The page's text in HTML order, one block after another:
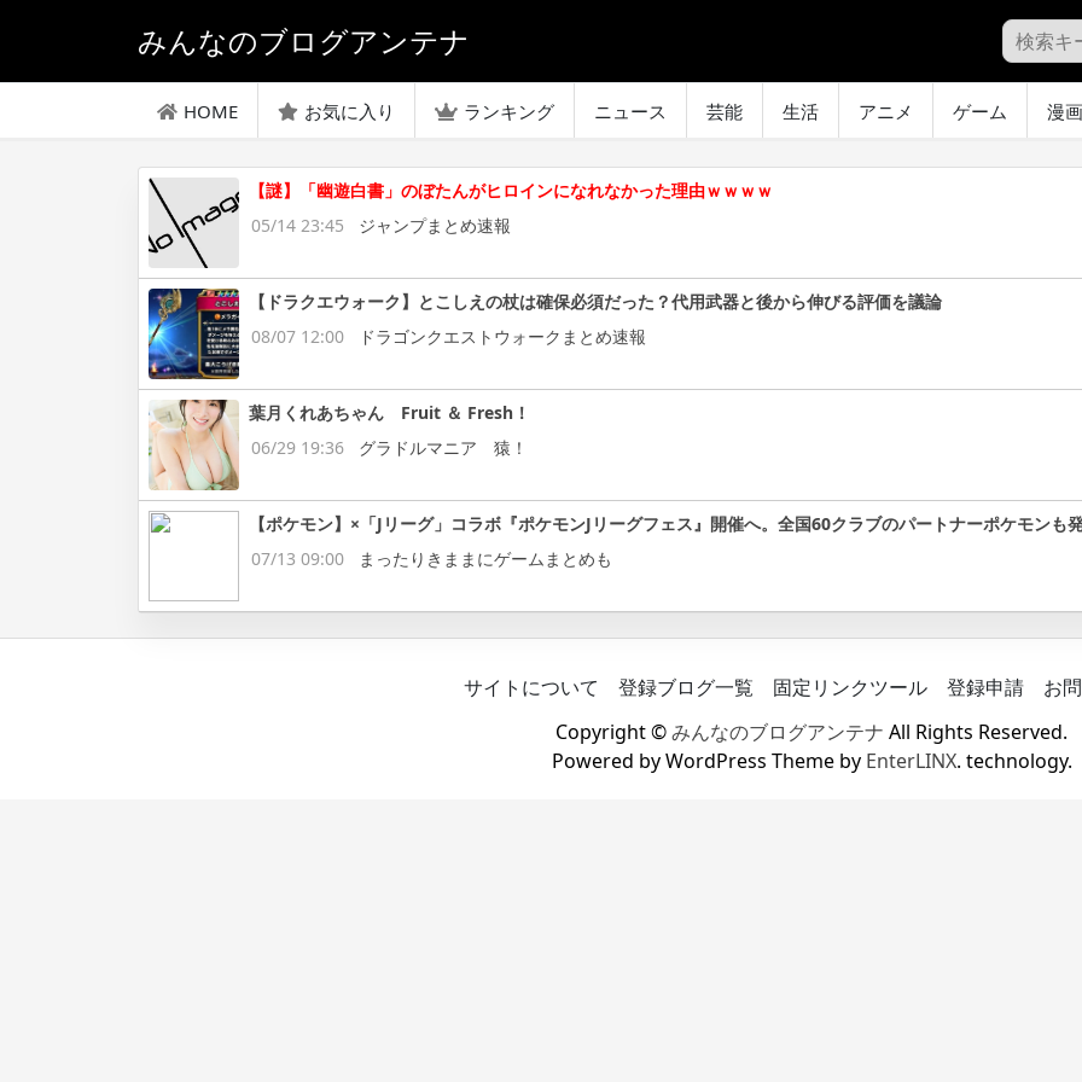
みんなのブログアンテナ
HOME お気に入り ランキング ニュース 芸能 生活 アニメ ゲーム 漫画
【謎】「幽遊白書」のぼたんがヒロインになれなかった理由ｗｗｗｗ
05/14 23:45
ジャンプまとめ速報
【ドラクエウォーク】とこしえの杖は確保必須だった？代用武器と後から伸びる評価を議論
08/07 12:00
ドラゴンクエストウォークまとめ速報
葉月くれあちゃん Fruit ＆ Fresh！
06/29 19:36
グラドルマニア 猿！
【ポケモン】×「Jリーグ」コラボ『ポケモンJリーグフェス』開催へ。全国60クラブのパートナーポケモンも
07/13 09:00
まったりきままにゲームまとめも
サイトについて 登録ブログ一覧 固定リンクツール 登録申請
お
Copyright ©みんなのブログアンテナ All Rights Reserved.
Powered by WordPress Theme by EnterLINX. technology.